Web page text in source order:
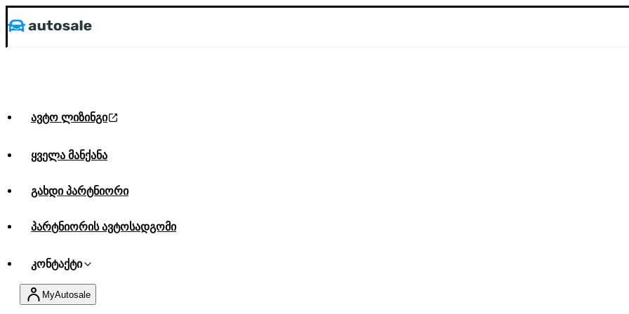
ავტო ლიზინგი
ყველა მანქანა
გახდი პარტნიორი
პარტნიორის ავტოსადგომი
კონტაქტი
MyAutosale